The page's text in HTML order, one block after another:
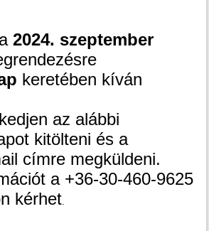
2024. szeptember
keretében kíván
az alábbi
kitölteni és a
címre megküldeni.
a +36-30-460-9625
kérhet